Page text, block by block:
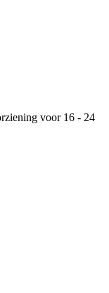
voor 16 - 24